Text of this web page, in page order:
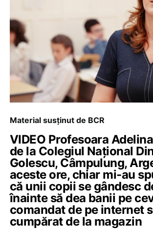
Material susținut de BCR
VIDEO Profesoara
de la Colegiul Național
Golescu, Câmpulung,
aceste ore, chiar mi-au
că unii copii se gândesc
înainte să dea banii pe
comandat de pe internet
cumpărat de la magazin